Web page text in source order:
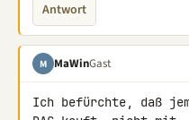
Antwort
M MaWinGast
Ich befürchte, daß